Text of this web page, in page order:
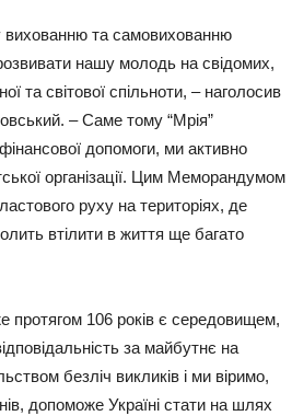
вихованню та самовихованню
нашу молодь на свідомих,
та світової спільноти, – наголосив
– Саме тому “Мрія”
допомоги, ми активно
організації. Цим Меморандумом
руху на територіях, де
втілити в життя ще багато
протягом 106 років є середовищем,
за майбутнє на
безліч викликів і ми віримо,
допоможе Україні стати на шлях